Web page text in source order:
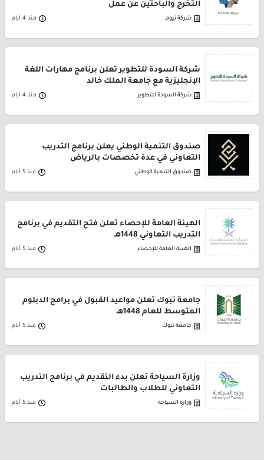
التخرج والباحثين عن عمل
شركة نيوم منذ 4 أيام
شركة السودة للتطوير تعلن برنامج مهارات اللغة
الإنجليزية مع جامعة الملك خالد
شركة السودة للتطوير منذ 4 أيام
صندوق التنمية الوطني يعلن برنامج التدريب
التعاوني في عدة تخصصات بالرياض
صندوق التنمية الوطني منذ 5 أيام
الهيئة العامة للإحصاء تعلن فتح التقديم في برنامج
التدريب التعاوني 1448هـ
الهيئة العامة للإحصاء منذ 5 أيام
جامعة تبوك تعلن مواعيد القبول في برامج الدبلوم
المتوسط للعام 1448هـ
جامعة تبوك منذ 5 أيام
وزارة السياحة تعلن بدء التقديم في برنامج التدريب
التعاوني للطلاب والطالبات
وزارة السياحة منذ 5 أيام